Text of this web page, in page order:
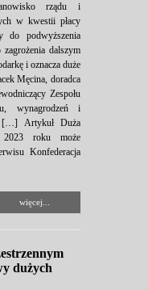
rządu i
w kwestii płacy
do podwyższenia
dalszym
i oznacza duże
Męcina, doradca
Zespołu
wynagrodzeń i
[…] Artykuł Duża
2023 roku może
Konfederacja
więcej...
dużych